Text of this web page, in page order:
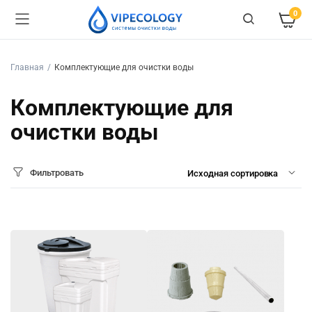
0
Главная Комплектующие для очистки воды
Комплектующие для
очистки воды
Фильтровать